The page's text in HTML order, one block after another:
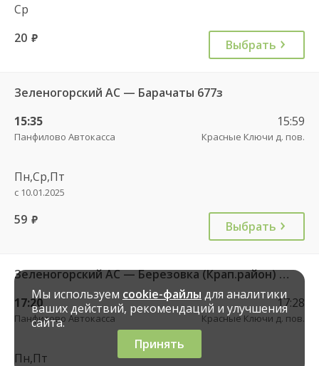
Ср
20 руб. Выбрать
Зеленогорский АС — Барачаты 677з
15:35
Панфилово Автокасса
15:59
Красные Ключи д. пов.
Пн,Ср,Пт
с 10.01.2025
59 руб. Выбрать
Зеленогорский АС — Березовка (Крап.район) 598кн
17:20
Панфилово Автокасса
17:28
Красные Ключи д. пов.
Пн,Пт
Мы используем cookie-файлы для аналитики
ваших действий, рекомендаций и улучшения
сайта.
Принять